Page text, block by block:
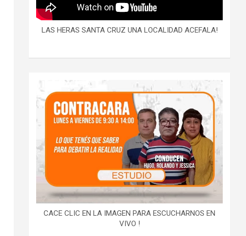
LAS HERAS SANTA CRUZ UNA LOCALIDAD ACEFALA!
CACE CLIC EN LA IMAGEN PARA ESCUCHARNOS EN
VIVO !